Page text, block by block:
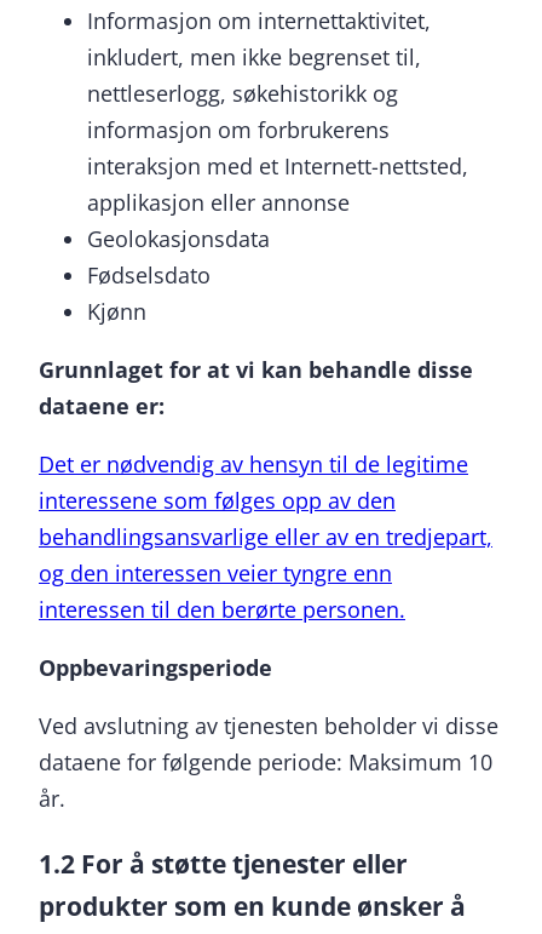
Informasjon om internettaktivitet,
inkludert, men ikke begrenset til,
nettleserlogg, søkehistorikk og
informasjon om forbrukerens
interaksjon med et Internett-nettsted,
applikasjon eller annonse
Geolokasjonsdata
Fødselsdato
Kjønn
Grunnlaget for at vi kan behandle disse
dataene er:
Det er nødvendig av hensyn til de legitime
interessene som følges opp av den
behandlingsansvarlige eller av en tredjepart,
og den interessen veier tyngre enn
interessen til den berørte personen.
Oppbevaringsperiode
Ved avslutning av tjenesten beholder vi disse
dataene for følgende periode: Maksimum 10
år.
1.2 For å støtte tjenester eller
produkter som en kunde ønsker å